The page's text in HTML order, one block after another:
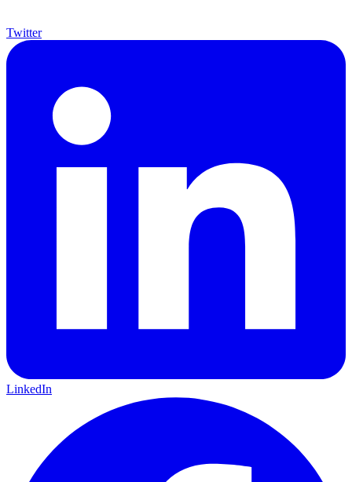
Twitter
LinkedIn